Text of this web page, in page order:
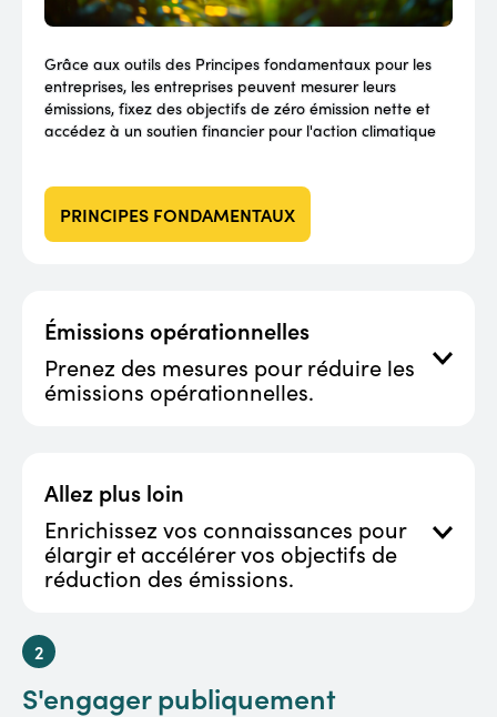
Grâce aux outils des Principes fondamentaux pour les
entreprises, les entreprises peuvent mesurer leurs
émissions, fixez des objectifs de zéro émission nette et
accédez à un soutien financier pour l'action climatique
PRINCIPES FONDAMENTAUX
Émissions opérationnelles
Prenez des mesures pour réduire les
émissions opérationnelles.
Accédez à des cours et des ressources pédagogiques
pour apprendre des techniques de réduction des
Allez plus loin
Enrichissez vos connaissances pour
élargir et accélérer vos objectifs de
réduction des émissions.
S'engager publiquement